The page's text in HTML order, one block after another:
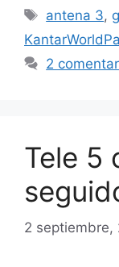
Etiquetas
antena 3,
2
Tele 5
2 septiembre,